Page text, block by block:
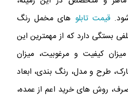
قیمت تابلو های مخمل رنگ
بستگی دارد که از مهمترین این
کیفیت و مرغوبیت، میزان
طرح و مدل، رنگ بندی، ابعاد
روش های خرید اعم از عمده،